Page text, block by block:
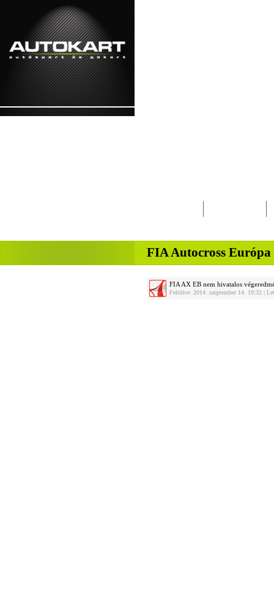
FIA Autocross
FIA AX EB nem hivatalos
Feltölve: 2014. szeptember 14. 19:32 |